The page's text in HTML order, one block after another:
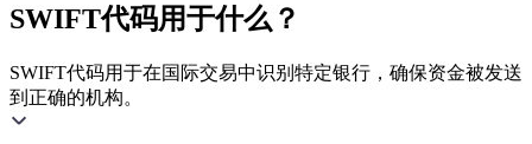
SWIFT代码用于什么？
SWIFT代码用于在国际交易中识别特定银行，确保资金被发送
到正确的机构。